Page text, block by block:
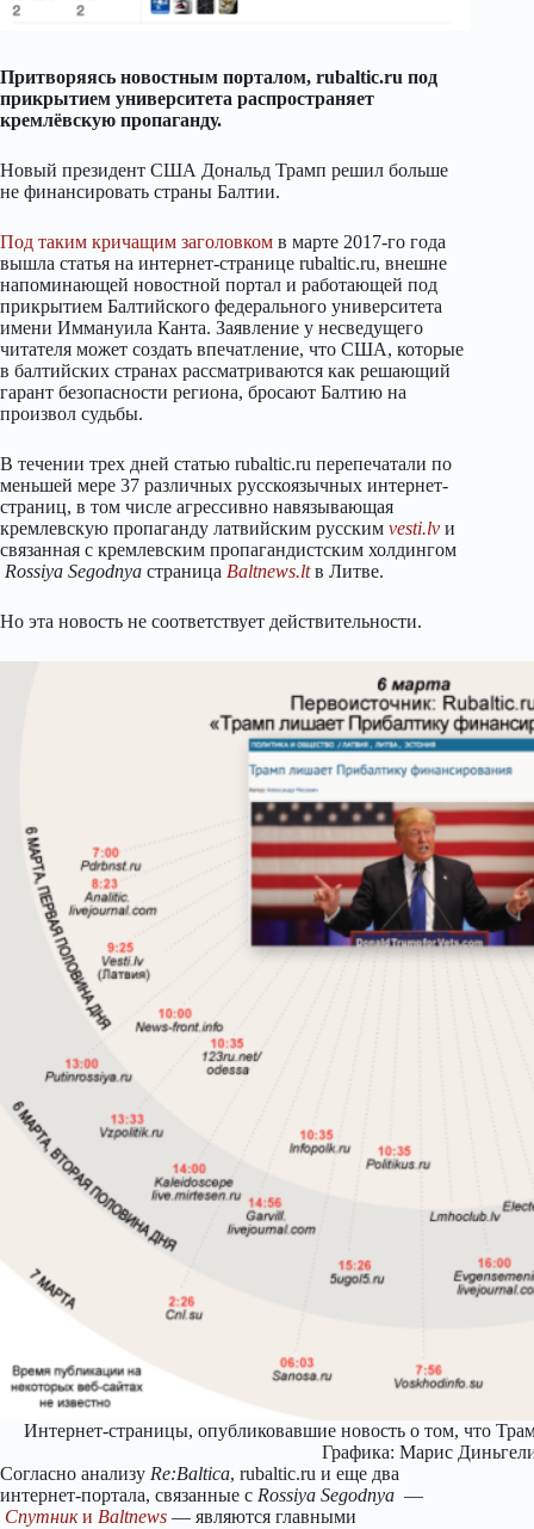
Притворяясь новостным порталом, rubaltic.ru под
прикрытием университета распространяет
кремлёвскую пропаганду.
Новый президент США Дональд Трамп решил больше
не финансировать страны Балтии.
Под таким кричащим заголовком в марте 2017-го года
вышла статья на интернет-странице rubaltic.ru, внешне
напоминающей новостной портал и работающей под
прикрытием Балтийского федерального университета
имени Иммануила Канта. Заявление у несведущего
читателя может создать впечатление, что США, которые
в балтийских странах рассматриваются как решающий
гарант безопасности региона, бросают Балтию на
произвол судьбы.
В течении трех дней статью rubaltic.ru перепечатали по
меньшей мере 37 различных русскоязычных интернет-
страниц, в том числе агрессивно навязывающая
кремлевскую пропаганду латвийским русским vesti.lv и
связанная с кремлевским пропагандистским холдингом
Rossiya Segodnya страница Baltnews.ltв Литве.
Но эта новость не соответствует действительности.
Интернет-страницы, опубликовавшие новость о том, что
Графика: Марис
Согласно анализу Re:Baltica, rubaltic.ru и еще два
интернет-портала, связанные с Rossiya Segodnya —
Спутники Baltnews — являются главными